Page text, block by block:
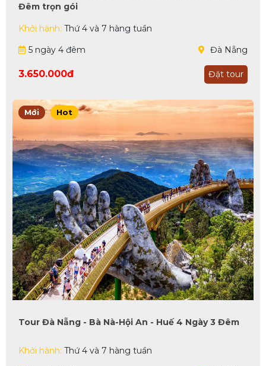
Đêm trọn gói
Khởi hành: Thứ 4 và 7 hàng tuần
5 ngày 4 đêm
Đà Nẵng
3.650.000đ Đặt tour
Mới Hot
Tour Đà Nẵng - Bà Nà-Hội An - Huế 4 Ngày 3 Đêm
Khởi hành: Thứ 4 và 7 hàng tuần